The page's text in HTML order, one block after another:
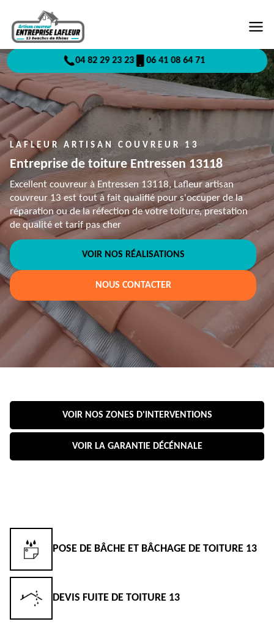
04 82 29 23 23 06 41 08 64 71
LAFLEUR ARTISAN COUVREUR 13
Entreprise de toiture Entressen 13118
Excellent couvreur à Entressen 13118, Lafleur artisan
couvreur 13 est tout à fait qualifié pour s'occuper de la
réparation ou de la réfection de votre toiture, prestation
de qualité et tarif pas cher
VOIR NOS RÉALISATIONS
NOUS CONTACTER
VOIR NOS ZONES D'INTERVENTIONS
VOIR LA GARANTIE DÉCÉNNALE
POSE DE BÂCHE ET BÂCHAGE DE TOITURE 13
DEVIS FUITE DE TOITURE 13